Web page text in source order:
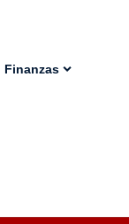
Finanzas